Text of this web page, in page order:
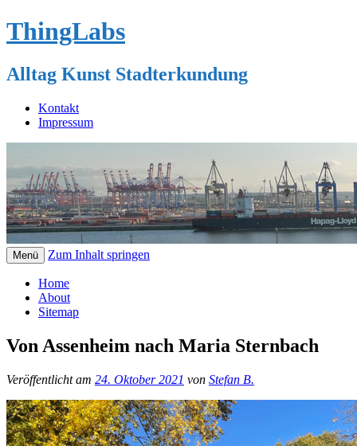
ThingLabs
Alltag Kunst Stadterkundung
Kontakt
Impressum
Menü Zum Inhalt springen
Home
About
Sitemap
Von Assenheim nach Maria Sternbach
Veröffentlicht am 24. Oktober 2021 von Stefan B.